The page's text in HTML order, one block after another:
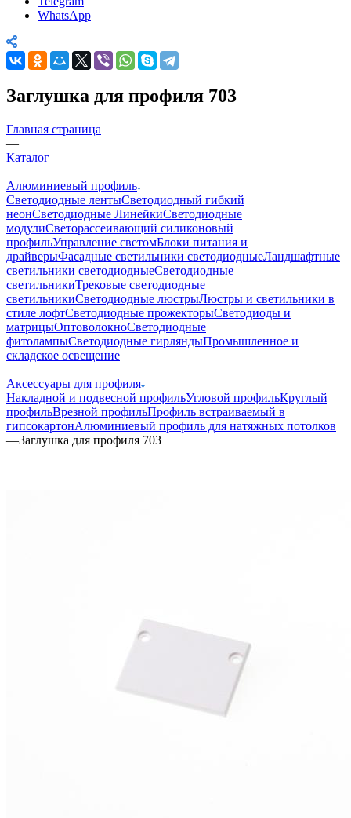
WhatsApp
Заглушка для профиля 703
Главная страница
—
Каталог
—
Алюминиевый профиль
Светодиодные лентыСветодиодный гибкий
неонСветодиодные ЛинейкиСветодиодные
модулиСветорассеивающий силиконовый
профильУправление светомБлоки питания и
драйверыФасадные светильники светодиодныеЛандшафтные
светильники светодиодныеСветодиодные
светильникиТрековые светодиодные
светильникиСветодиодные люстрыЛюстры и светильники в
стиле лофтСветодиодные прожекторыСветодиоды и
матрицыОптоволокноСветодиодные
фитолампыСветодиодные гирляндыПромышленное и
складское освещение
—
Аксессуары для профиля
Накладной и подвесной профильУгловой профильКруглый
профильВрезной профильПрофиль встраиваемый в
гипсокартонАлюминиевый профиль для натяжных потолков
—Заглушка для профиля 703